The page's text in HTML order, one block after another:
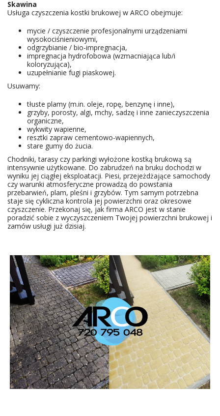
Skawina
Usługa czyszczenia kostki brukowej w ARCO obejmuje:
mycie / czyszczenie profesjonalnymi urządzeniami
wysokociśnieniowymi,
odgrzybianie / bio-impregnacja,
impregnacja hydrofobowa (wzmacniająca lub/i
koloryzująca),
uzupełnianie fugi piaskowej.
Usuwamy:
tłuste plamy (m.in. oleje, ropę, benzynę i inne),
grzyby, porosty, algi, mchy, sadzę i inne zanieczyszczenia
organiczne,
wykwity wapienne,
resztki zapraw cementowo-wapiennych,
stare gumy do żucia.
Chodniki, tarasy czy parkingi wyłożone kostką brukową są
intensywnie użytkowane. Do zabrudzeń na bruku dochodzi w
wyniku jej ciągłej eksploatacji. Piesi, przejeżdżające samochody
czy warunki atmosferyczne prowadzą do powstania
przebarwień, plam, pleśni i grzybów. Tym samym potrzebna
staje się cykliczna kontrola jej powierzchni oraz okresowe
czyszczenie. Przekonaj się, jak firma ARCO jest w stanie
poradzić sobie z wyczyszczeniem Twojej powierzchni brukowej i
zamów usługi już dzisiaj.